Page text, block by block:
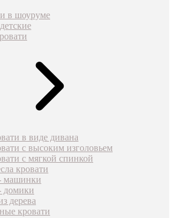
в шоуруме
в виде дивана
с высоким изголовьем
с мягкой спинкой
кровати
машинки
домики
дерева
кровати